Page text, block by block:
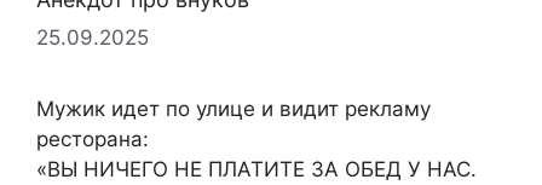
25.09.2025
Мужик идет по улице и видит рекламу
ресторана:
«ВЫ НИЧЕГО НЕ ПЛАТИТЕ ЗА ОБЕД У НАС.